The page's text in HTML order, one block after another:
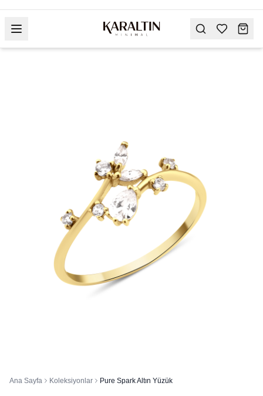
Ana Sayfa Koleksiyonlar Pure Spark Altın Yüzük